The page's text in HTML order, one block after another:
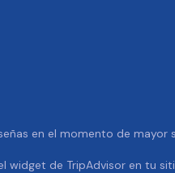
en el momento de
widget de TripAdvisor en tu